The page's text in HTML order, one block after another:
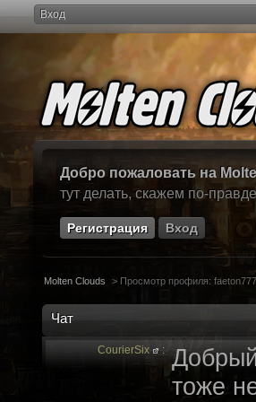
Вход
Добро пожаловать на
тут делать, скажем по-
Регистрация Вход
Molten Clouds > Просмотр профиля: faeton777
Чат
CourierSix :
тоже